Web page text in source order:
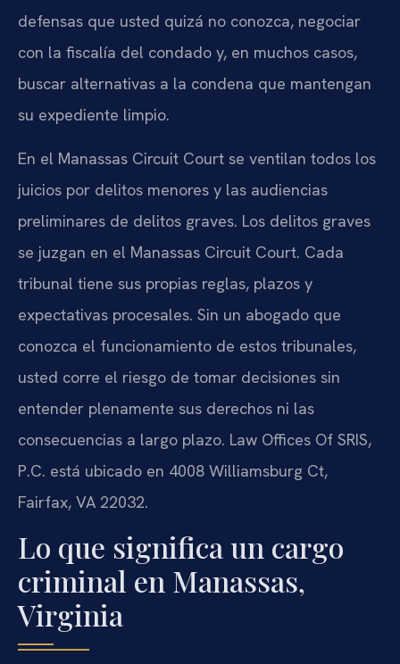
defensas que usted quizá no conozca, negociar
con la fiscalía del condado y, en muchos casos,
buscar alternativas a la condena que mantengan
su expediente limpio.
En el Manassas Circuit Court se ventilan todos los
juicios por delitos menores y las audiencias
preliminares de delitos graves. Los delitos graves
se juzgan en el Manassas Circuit Court. Cada
tribunal tiene sus propias reglas, plazos y
expectativas procesales. Sin un abogado que
conozca el funcionamiento de estos tribunales,
usted corre el riesgo de tomar decisiones sin
entender plenamente sus derechos ni las
consecuencias a largo plazo. Law Offices Of SRIS,
P.C. está ubicado en 4008 Williamsburg Ct,
Fairfax, VA 22032.
Lo que significa un cargo
criminal en Manassas,
Virginia